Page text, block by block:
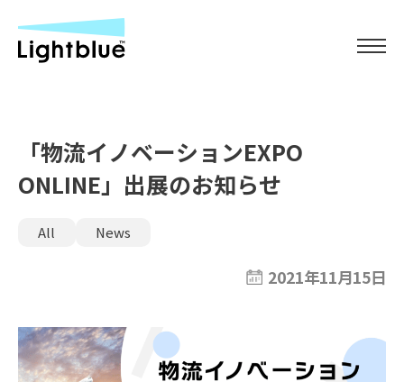
「物流イノベーションEXPO
ONLINE」出展のお知らせ
All News
2021年11月15日